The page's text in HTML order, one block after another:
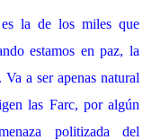
es la de los miles que
estamos en paz, la
a ser apenas natural
las Farc, por algún
politizada del